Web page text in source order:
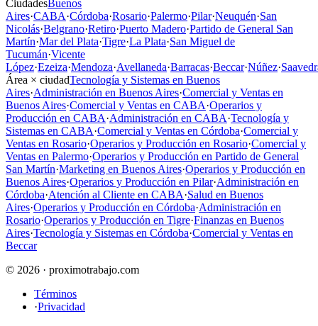
CiudadesBuenos
Aires·CABA·Córdoba·Rosario·Palermo·Pilar·Neuquén·San
Nicolás·Belgrano·Retiro·Puerto Madero·Partido de General San
Martín·Mar del Plata·Tigre·La Plata·San Miguel de
Tucumán·Vicente
López·Ezeiza·Mendoza·Avellaneda·Barracas·Beccar·Núñez·
Área × ciudadTecnología y Sistemas en Buenos
Aires·Administración en Buenos Aires·Comercial y Ventas en
Buenos Aires·Comercial y Ventas en CABA·Operarios y
Producción en CABA·Administración en CABA·Tecnología y
Sistemas en CABA·Comercial y Ventas en Córdoba·Comercial y
Ventas en Rosario·Operarios y Producción en Rosario·Comercial y
Ventas en Palermo·Operarios y Producción en Partido de General
San Martín·Marketing en Buenos Aires·Operarios y Producción en
Buenos Aires·Operarios y Producción en Pilar·Administración en
Córdoba·Atención al Cliente en CABA·Salud en Buenos
Aires·Operarios y Producción en Córdoba·Administración en
Rosario·Operarios y Producción en Tigre·Finanzas en Buenos
Aires·Tecnología y Sistemas en Córdoba·Comercial y Ventas en
Beccar
© 2026 · proximotrabajo.com
Términos
·Privacidad